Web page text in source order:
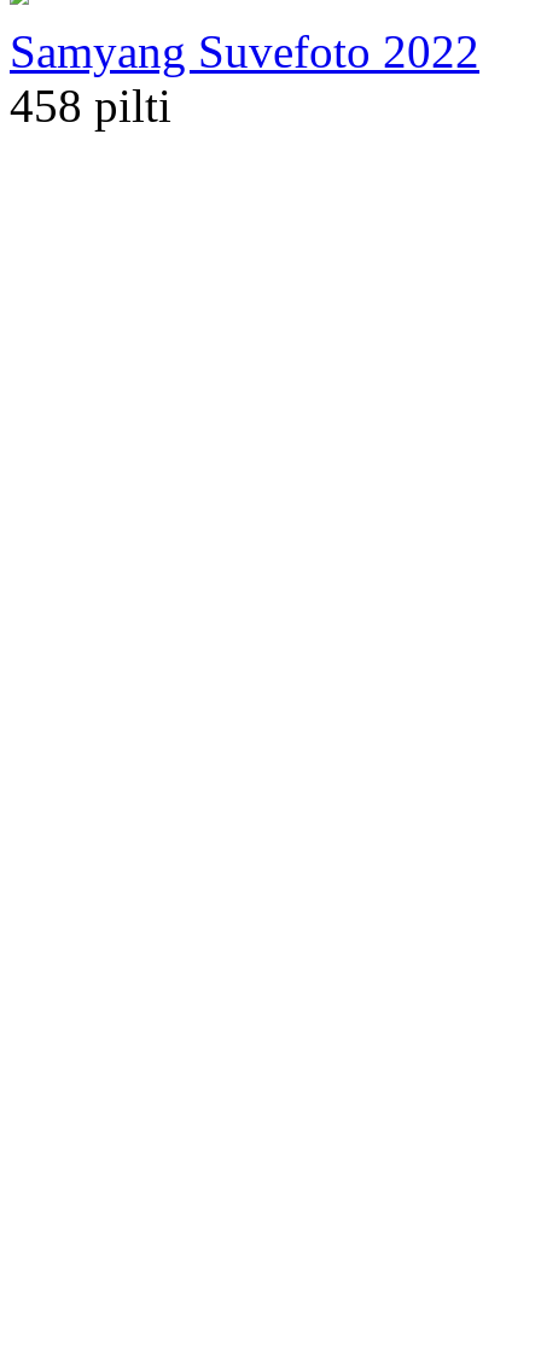
Samyang Suvefoto 2022
458 pilti